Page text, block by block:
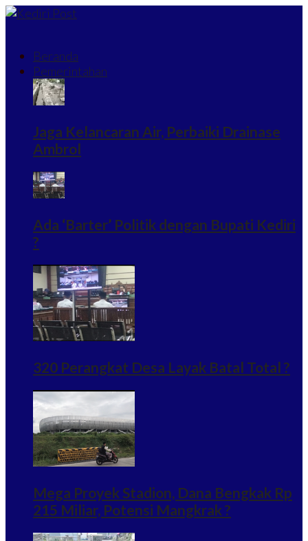
Beranda
Pemerintahan
Jaga Kelancaran Air, Perbaiki Drainase
Ambrol
Ada ‘Barter’ Politik dengan Bupati Kediri
?
320 Perangkat Desa Layak Batal Total ?
Mega Proyek Stadion, Dana Bengkak Rp
215 Miliar, Potensi Mangkrak ?